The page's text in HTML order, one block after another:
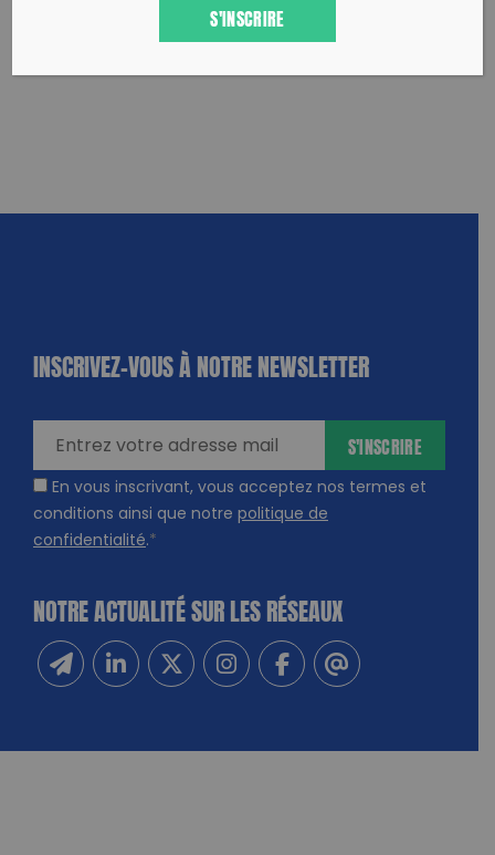
INSCRIVEZ-VOUS À NOTRE NEWSLETTER
En vous inscrivant, vous acceptez nos termes et
conditions ainsi que notre politique de
confidentialité.*
S'INSCRIRE
NOTRE ACTUALITÉ SUR LES RÉSEAUX
S'INSCRIRE